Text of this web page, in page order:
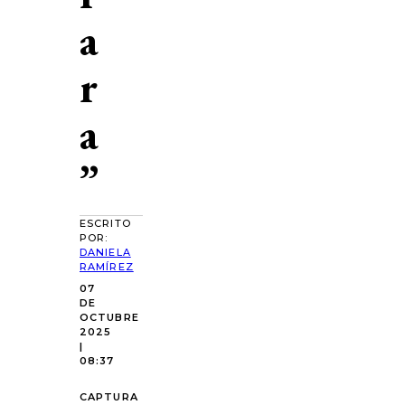
a
r
a
”
ESCRITO
POR:
DANIELA
RAMÍREZ
07
DE
OCTUBRE
2025
|
08:37
CAPTURA